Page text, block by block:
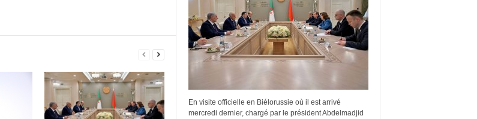
En visite officielle en Biélorussie où il est arrivé
mercredi dernier, chargé par le président Abdelmadjid